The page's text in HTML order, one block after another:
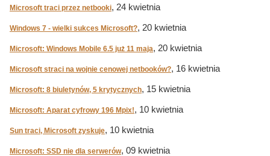
Microsoft traci przez netbooki, 24 kwietnia
Windows 7 - wielki sukces Microsoft?, 20 kwietnia
Microsoft: Windows Mobile 6.5 już 11 maja, 20 kwietnia
Microsoft straci na wojnie cenowej netbooków?, 16 kwietnia
Microsoft: 8 biuletynów, 5 krytycznych, 15 kwietnia
Microsoft: Aparat cyfrowy 196 Mpix!, 10 kwietnia
Sun traci, Microsoft zyskuje, 10 kwietnia
Microsoft: SSD nie dla serwerów, 09 kwietnia